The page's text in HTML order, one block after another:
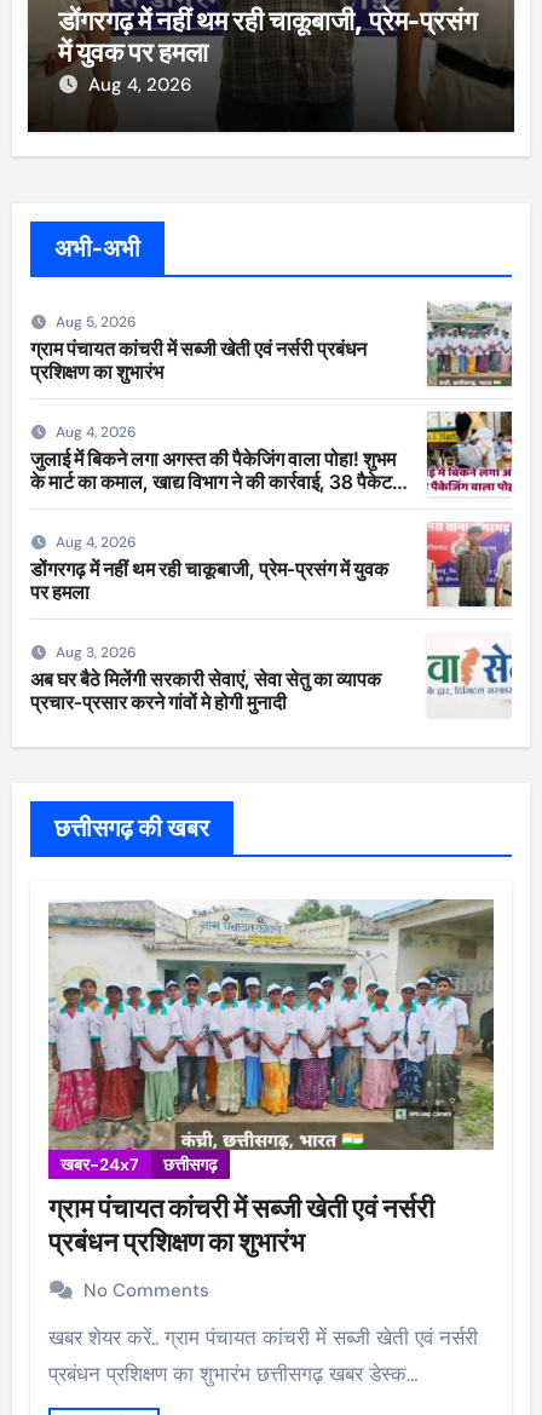
डोंगरगढ़ में नहीं थम रही चाकूबाजी, प्रेम-प्रसंग
में युवक पर हमला
Aug 4, 2026
अभी-अभी
Aug 5, 2026
ग्राम पंचायत कांचरी में सब्जी खेती एवं नर्सरी प्रबंधन
प्रशिक्षण का शुभारंभ
Aug 4, 2026
जुलाई में बिकने लगा अगस्त की पैकेजिंग वाला पोहा! शुभम
के मार्ट का कमाल, खाद्य विभाग ने की कार्रवाई, 38 पैकेट
सीज
Aug 4, 2026
डोंगरगढ़ में नहीं थम रही चाकूबाजी, प्रेम-प्रसंग में युवक
पर हमला
Aug 3, 2026
अब घर बैठे मिलेंगी सरकारी सेवाएं, सेवा सेतु का व्यापक
प्रचार-प्रसार करने गांवों मे होगी मुनादी
छत्तीसगढ़ की खबर
खबर-24x7 छत्तीसगढ़
ग्राम पंचायत कांचरी में सब्जी खेती एवं नर्सरी
प्रबंधन प्रशिक्षण का शुभारंभ
No Comments
खबर शेयर करें.. ग्राम पंचायत कांचरी में सब्जी खेती एवं नर्सरी
प्रबंधन प्रशिक्षण का शुभारंभ छत्तीसगढ़ खबर डेस्क…